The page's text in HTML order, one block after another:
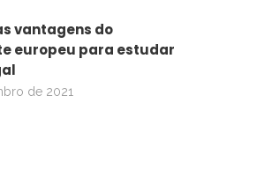
vantagens do
europeu para estudar
de 2021